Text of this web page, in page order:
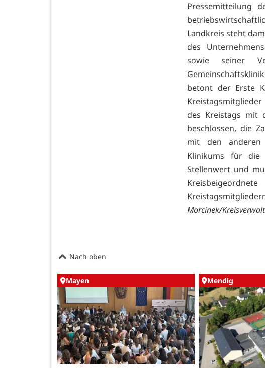
Pressemitteilung
Landkreis steht
des
sowie seiner
betont der Erste
des Kreistags mit
beschlossen, die
mit den anderen
Klinikums für die
Stellenwert und
Morcinek/
Nach oben
Mayen Mendig